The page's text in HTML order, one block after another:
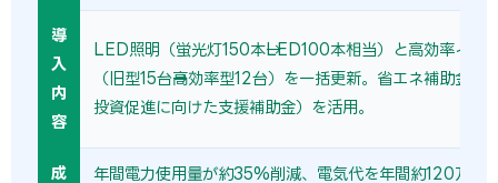
導
入
内
容
LED照明（蛍光灯150本→LED100本相当）と高効率イン
（旧型15台→高効率型12台）を一括更新。省エネ補助金（
投資促進に向けた支援補助金）を活用。
成
年間電力使用量が約35%削減、電気代を年間約120万円